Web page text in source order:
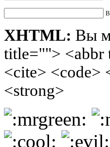
XHTML: Вы
title=""> <abbr
<cite> <code>
<strong>